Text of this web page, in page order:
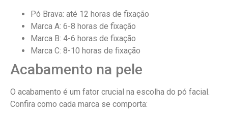
Pó Brava: até 12 horas de fixação
Marca A: 6-8 horas de fixação
Marca B: 4-6 horas de fixação
Marca C: 8-10 horas de fixação
Acabamento na pele
O acabamento é um fator crucial na escolha do pó facial.
Confira como cada marca se comporta: